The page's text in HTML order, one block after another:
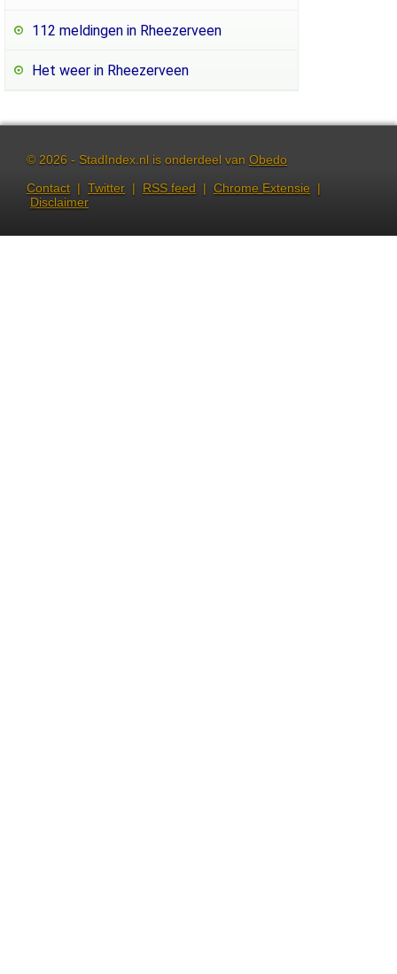
112 meldingen in Rheezerveen
Het weer in Rheezerveen
© 2026 - StadIndex.nl is onderdeel van Obedo
Contact | Twitter | RSS feed | Chrome Extensie |
Disclaimer